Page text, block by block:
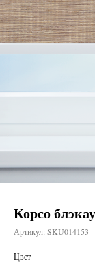
Корсо
Артикул: SKU014153
Цвет